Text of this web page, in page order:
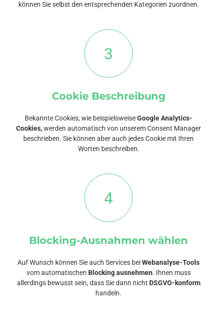
können Sie selbst den entsprechenden Kategorien zuordnen.
3
Cookie Beschreibung
Bekannte Cookies, wie beispielsweiseGoogle Analytics-
Cookies,werden automatisch von unserem Consent Manager
beschrieben. Sie können aber auch jedes Cookie mit Ihren
Worten beschreiben.
4
Blocking-Ausnahmen wählen
Auf Wunsch können Sie auch Services beiWebanalyse-Tools
vom automatischen Blocking ausnehmen. Ihnen muss
allerdings bewusst sein, dass Sie dann nicht DSGVO-konform
handeln.